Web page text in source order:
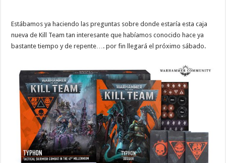
Estábamos ya haciendo las preguntas sobre donde estaría esta caja
nueva de Kill Team tan interesante que habíamos conocido hace ya
bastante tiempo y de repente…. por fin llegará el próximo sábado.